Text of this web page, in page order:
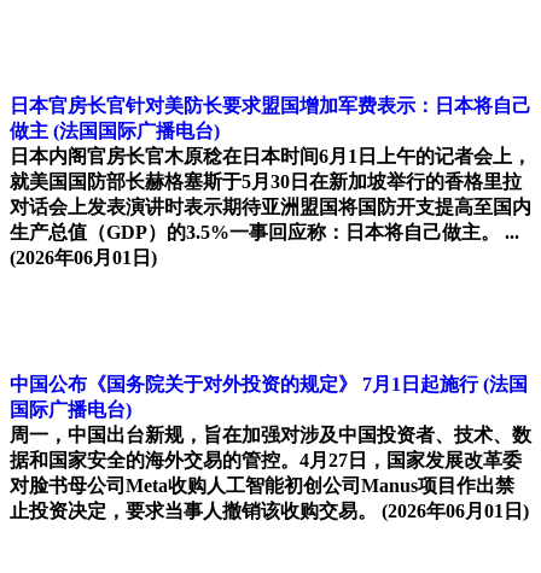
日本官房长官针对美防长要求盟国增加军费表示：日本将自己
做主 (法国国际广播电台)
日本内阁官房长官木原稔在日本时间6月1日上午的记者会上，
就美国国防部长赫格塞斯于5月30日在新加坡举行的香格里拉
对话会上发表演讲时表示期待亚洲盟国将国防开支提高至国内
生产总值（GDP）的3.5%一事回应称：日本将自己做主。 ...
(2026年06月01日)
中国公布《国务院关于对外投资的规定》 7月1日起施行 (法国
国际广播电台)
周一，中国出台新规，旨在加强对涉及中国投资者、技术、数
据和国家安全的海外交易的管控。4月27日，国家发展改革委
对脸书母公司Meta收购人工智能初创公司Manus项目作出禁
止投资决定，要求当事人撤销该收购交易。 (2026年06月01日)